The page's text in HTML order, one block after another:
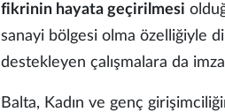
fikrinin hayata geçirilmesi
sanayi bölgesi olma özelliğiyle
destekleyen çalışmalara da imza
Balta, Kadın ve genç